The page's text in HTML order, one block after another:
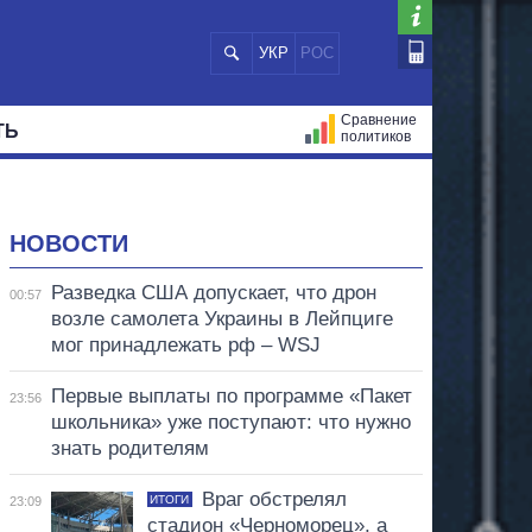
УКР РОС
Сравнение
политиков
НОВОСТИ
00:57
Разведка США допускает, что дрон
возле самолета Украины в Лейпциге
мог принадлежать рф – WSJ
23:56
Первые выплаты по программе «Пакет
школьника» уже поступают: что нужно
знать родителям
23:09 ИТОГИ
Враг обстрелял
стадион «Черноморец», а